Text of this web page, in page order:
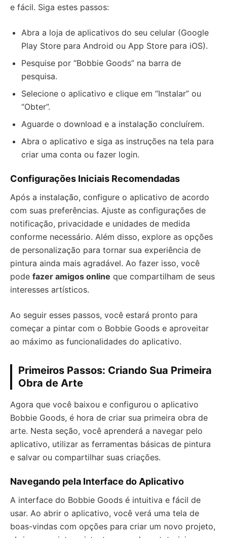
e fácil. Siga estes passos:
Abra a loja de aplicativos do seu celular (Google
Play Store para Android ou App Store para iOS).
Pesquise por “Bobbie Goods” na barra de
pesquisa.
Selecione o aplicativo e clique em “Instalar” ou
“Obter”.
Aguarde o download e a instalação concluírem.
Abra o aplicativo e siga as instruções na tela para
criar uma conta ou fazer login.
Configurações Iniciais Recomendadas
Após a instalação, configure o aplicativo de acordo
com suas preferências. Ajuste as configurações de
notificação, privacidade e unidades de medida
conforme necessário. Além disso, explore as opções
de personalização para tornar sua experiência de
pintura ainda mais agradável. Ao fazer isso, você
pode fazer amigos online que compartilham de seus
interesses artísticos.
Ao seguir esses passos, você estará pronto para
começar a pintar com o Bobbie Goods e aproveitar
ao máximo as funcionalidades do aplicativo.
Primeiros Passos: Criando Sua Primeira
Obra de Arte
Agora que você baixou e configurou o aplicativo
Bobbie Goods, é hora de criar sua primeira obra de
arte. Nesta seção, você aprenderá a navegar pelo
aplicativo, utilizar as ferramentas básicas de pintura
e salvar ou compartilhar suas criações.
Navegando pela Interface do Aplicativo
A interface do Bobbie Goods é intuitiva e fácil de
usar. Ao abrir o aplicativo, você verá uma tela de
boas-vindas com opções para criar um novo projeto,